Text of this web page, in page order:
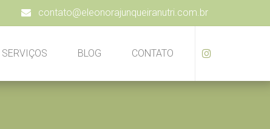
contato@eleonorajunqueiranutri.com.br
SERVIÇOS BLOG CONTATO